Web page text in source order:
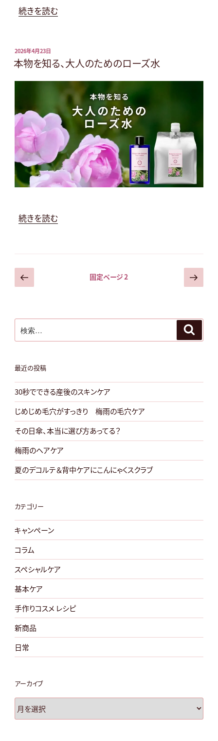
“お
肌
の
た
UVBB
ク
リ
ー
ム”
の
続きを読む
投
稿
日:
2026年4月23日
本物を知る、大人のためのローズ水
“本
知
る、
大
た
め
ロ
ー
ズ
水”
の
続きを読む
投
稿
ペ
ー
ジ
り
前
の
ジ
固定ページ2 次
の
ジ
索:
最近の投稿
30秒でできる産後のスキンケア
じめじめ毛穴がすっきり 梅雨の毛穴ケア
その日傘、本当に選び方あってる？
梅雨のヘアケア
夏のデコルテ＆背中ケアにこんにゃくスクラブ
カテゴリー
キャンペーン
コラム
スペシャルケア
基本ケア
手作りコスメ レシピ
新商品
日常
アーカイブ
ー